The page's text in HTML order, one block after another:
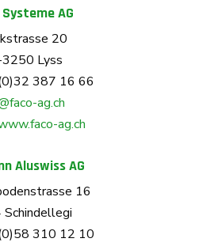
Systeme AG
20
Lyss
387 16 66
ag.ch
ag.ch
Aluswiss AG
16
310 12 10